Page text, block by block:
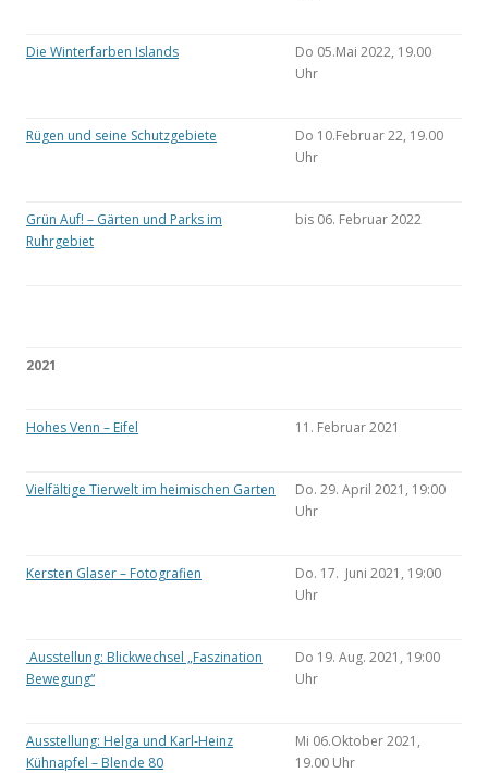
Die Winterfarben Islands
Do 05.Mai 2022, 19.00
Uhr
Rügen und seine Schutzgebiete
Do 10.Februar 22, 19.00
Uhr
Grün Auf! – Gärten und Parks im
Ruhrgebiet
bis 06. Februar 2022
2021
Hohes Venn – Eifel 11. Februar 2021
Vielfältige Tierwelt im heimischen Garten
Do. 29. April 2021, 19:00
Uhr
Kersten Glaser – Fotografien
Do. 17. Juni 2021, 19:00
Uhr
Ausstellung: Blickwechsel „Faszination
Bewegung“
Do 19. Aug. 2021, 19:00
Uhr
Ausstellung: Helga und Karl-Heinz
Kühnapfel – Blende 80
Mi 06.Oktober 2021,
19.00 Uhr